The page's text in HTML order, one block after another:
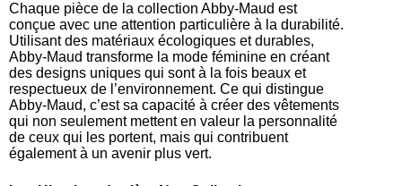
Chaque pièce de la collection Abby-Maud est
conçue avec une attention particulière à la durabilité.
Utilisant des matériaux écologiques et durables,
Abby-Maud transforme la mode féminine en créant
des designs uniques qui sont à la fois beaux et
respectueux de l’environnement. Ce qui distingue
Abby-Maud, c’est sa capacité à créer des vêtements
qui non seulement mettent en valeur la personnalité
de ceux qui les portent, mais qui contribuent
également à un avenir plus vert.